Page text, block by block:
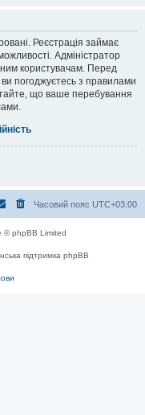
Реєстрація займає
Адміністратор
користувачам. Перед
погоджуєтесь з правилами
що ваше перебування
Часовий пояс UTC+03:00
© phpBB Limited
підтримка phpBB